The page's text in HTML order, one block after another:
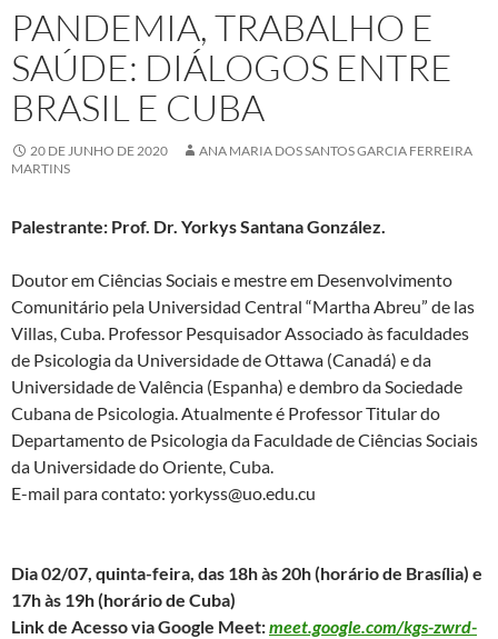
PANDEMIA, TRABALHO E
SAÚDE: DIÁLOGOS ENTRE
BRASIL E CUBA
20 DE JUNHO DE 2020
ANA MARIA DOS SANTOS GARCIA FERREIRA
MARTINS
Palestrante: Prof. Dr. Yorkys Santana González.
Doutor em Ciências Sociais e mestre em Desenvolvimento
Comunitário pela Universidad Central “Martha Abreu” de las
Villas, Cuba. Professor Pesquisador Associado às faculdades
de Psicologia da Universidade de Ottawa (Canadá) e da
Universidade de Valência (Espanha) e dembro da Sociedade
Cubana de Psicologia. Atualmente é Professor Titular do
Departamento de Psicologia da Faculdade de Ciências Sociais
da Universidade do Oriente, Cuba.
E-mail para contato: yorkyss@uo.edu.cu
Dia 02/07, quinta-feira, das 18h às 20h (horário de Brasília) e
17h às 19h (horário de Cuba)
Link de Acesso via Google Meet:meet.google.com/kgs-zwrd-